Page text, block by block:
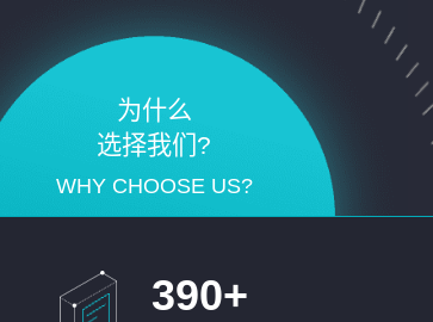
为什么
选择我们?
WHY CHOOSE US?
390+